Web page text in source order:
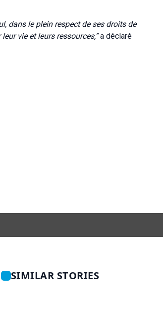
dans le plein respect de ses droits de
vie et leurs ressources,”a déclaré
SIMILAR STORIES